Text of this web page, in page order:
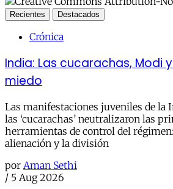
Recientes Destacados
Crónica
India: Las cucarachas, Modi
miedo
Las manifestaciones juveniles de la
las ‘cucarachas’ neutralizaron las
herramientas de control del
alienación y la división
por Aman Sethi
/ 5 Aug 2026